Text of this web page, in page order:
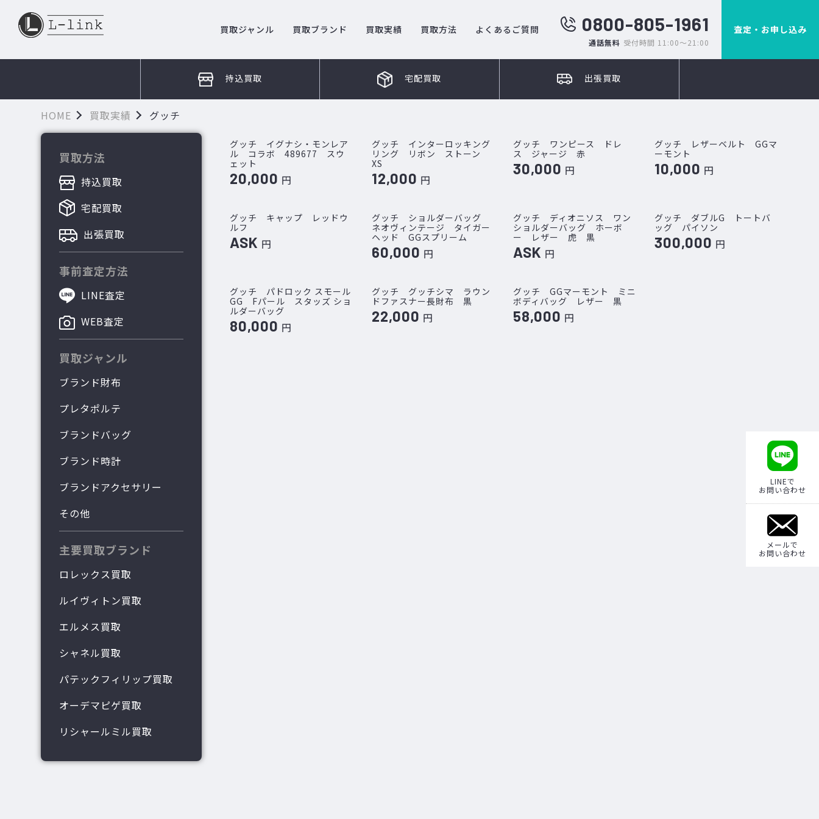
買取ジャンル 買取ブランド 買取実績 買取方法 よくあるご質問 0800-805-1961
通話無料 受付時間 11:00～21:00
査定・お申し込み
持込買取 宅配買取 出張買取
HOME 買取実績 グッチ
買取方法
持込買取
宅配買取
出張買取
事前査定方法
LINE査定
WEB査定
買取ジャンル
ブランド財布
プレタポルテ
ブランドバッグ
ブランド時計
ブランドアクセサリー
その他
主要買取ブランド
ロレックス買取
ルイヴィトン買取
エルメス買取
シャネル買取
パテックフィリップ買取
オーデマピゲ買取
リシャールミル買取
グッチ イグナシ・モンレア
ル コラボ 489677 スウ
ェット
20,000 円
グッチ インターロッキング
リング リボン ストーン
XS
12,000 円
グッチ ワンピース ドレ
ス ジャージ 赤
30,000 円
グッチ レザーベルト GGマ
ーモント
10,000 円
グッチ キャップ レッドウ
ルフ
ASK 円
グッチ ショルダーバッグ
ネオヴィンテージ タイガー
ヘッド GGスプリーム
60,000 円
グッチ ディオニソス ワン
ショルダーバッグ ホーボ
ー レザー 虎 黒
ASK 円
グッチ ダブルG トートバ
ッグ パイソン
300,000 円
グッチ パドロック スモール
GG Fパール スタッズ ショ
ルダーバッグ
80,000 円
グッチ グッチシマ ラウン
ドファスナー長財布 黒
22,000 円
グッチ GGマーモント ミニ
ボディバッグ レザー 黒
58,000 円
LINEで
お問い合わせ
メールで
お問い合わせ